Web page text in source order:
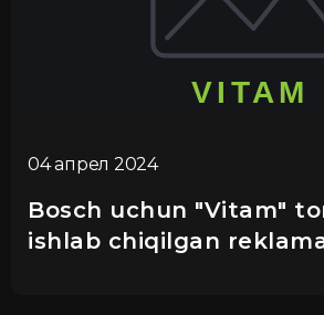
04 апрел 2024
Bosch uchun "Vitam"
ishlab chiqilgan